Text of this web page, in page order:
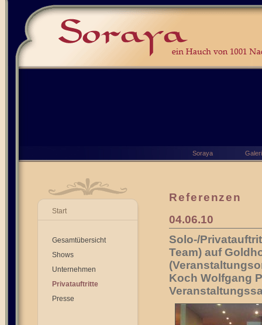
Start
Gesamtübersicht
Shows
Unternehmen
Privatauftritte
Presse
Referenzen
04.06.10
Solo-/
Team) auf
Koch Wolfgang
Soraya